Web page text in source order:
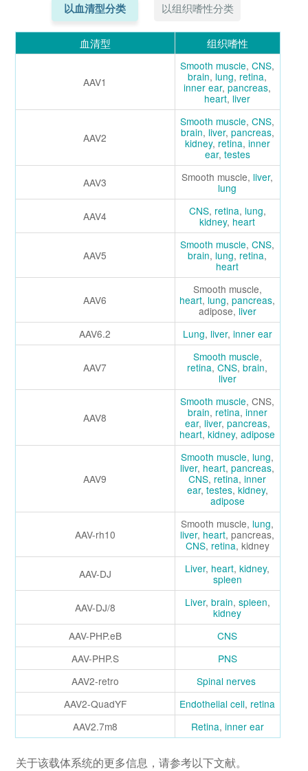
以血清型分类 以组织嗜性分类
血清型 组织嗜性
AAV1
Smooth muscle,CNS,
brain, lung, retina,
inner ear,pancreas,
heart, liver
AAV2
Smooth muscle,CNS,
brain, liver, pancreas,
kidney, retina, inner
ear, testes
AAV3 Smooth muscle, liver,
lung
AAV4 CNS, retina, lung,
kidney, heart
AAV5
Smooth muscle,CNS,
brain, lung, retina,
heart
AAV6
Smooth muscle,
heart, lung,pancreas,
adipose, liver
AAV6.2
Lung, liver, inner ear
AAV7
Smooth muscle,
retina,CNS,brain,
liver
AAV8
Smooth muscle, CNS,
brain, retina, inner
ear, liver, pancreas,
heart,kidney,adipose
AAV9
Smooth muscle, lung,
liver, heart,pancreas,
CNS, retina,inner
ear, testes, kidney,
adipose
AAV-rh10
Smooth muscle, lung,
liver, heart, pancreas,
CNS, retina, kidney
AAV-DJ Liver, heart,kidney,
spleen
AAV-DJ/8 Liver, brain, spleen,
kidney
AAV-PHP.eB
CNS
AAV-PHP.S
PNS
AAV2-retro
Spinal nerves
AAV2-QuadYF
Endothelial cell, retina
AAV2.7m8
Retina, inner ear
关于该载体系统的更多信息，请参考以下文献。